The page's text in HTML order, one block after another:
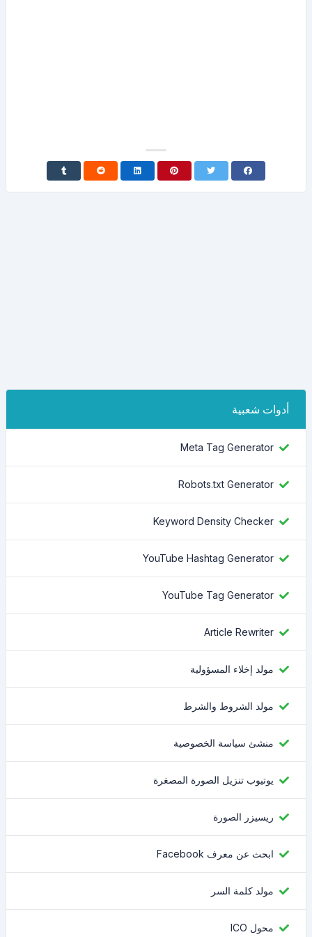
أدوات شعبية
Meta Tag Generator
Robots.txt Generator
Keyword Density Checker
YouTube Hashtag Generator
YouTube Tag Generator
Article Rewriter
مولد إخلاء المسؤولية
مولد الشروط والشرط
منشئ سياسة الخصوصية
يوتيوب تنزيل الصورة المصغرة
ريسيزر الصورة
ابحث عن معرف Facebook
مولد كلمة السر
محول ICO